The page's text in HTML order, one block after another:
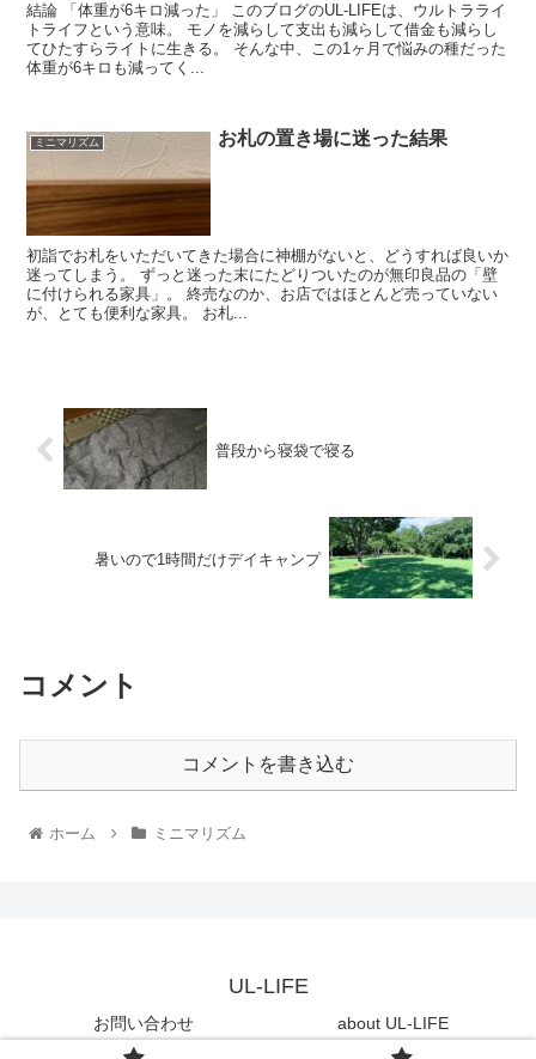
結論 「体重が6キロ減った」 このブログのUL-LIFEは、ウルトラライ
トライフという意味。 モノを減らして支出も減らして借金も減らし
てひたすらライトに生きる。 そんな中、この1ヶ月で悩みの種だった
体重が6キロも減ってく...
ミニマリズム お札の置き場に迷った結果
初詣でお札をいただいてきた場合に神棚がないと、どうすれば良いか
迷ってしまう。 ずっと迷った末にたどりついたのが無印良品の「壁
に付けられる家具」。 終売なのか、お店ではほとんど売っていない
が、とても便利な家具。 お札...
普段から寝袋で寝る
暑いので1時間だけデイキャンプ
コメント
コメントを書き込む
ホーム ミニマリズム
UL-LIFE
お問い合わせ about UL-LIFE